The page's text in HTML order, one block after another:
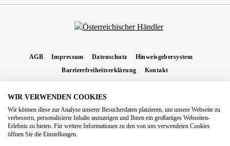
AGB Impressum Datenschutz
Hinweisgebersystem
Barrierefreiheitserklärung
Kontakt
Nachnahmegebühren, wenn nicht anders angegeben.
Copyright 2026 Forstinger Österreich GmbH
Königstetter Straße 128 - 134/OG3, 3430 Tulln
WIR VERWENDEN COOKIES
Wir können diese zur Analyse unserer Besucherdaten platzieren, um unsere Webseite zu
verbessern, personalisierte Inhalte anzuzeigen und Ihnen ein großartiges Webseiten-
Erlebnis zu bieten. Für weitere Informationen zu den von uns verwendeten Cookies
öffnen Sie die Einstellungen.